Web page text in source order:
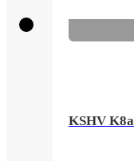
KSHV K8a